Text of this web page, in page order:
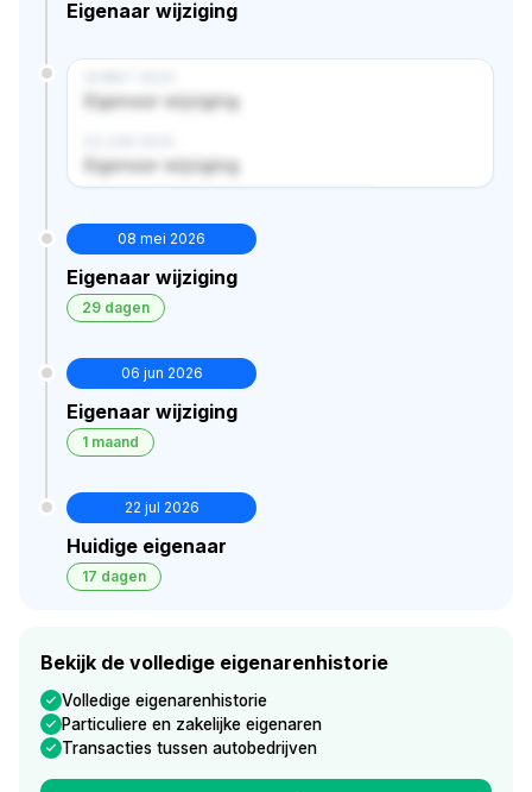
Eigenaar wijziging
Eigenaar wijziging
Eigenaar wijziging
08 mei 2026
Eigenaar wijziging
29 dagen
06 jun 2026
Eigenaar wijziging
1 maand
22 jul 2026
Huidige eigenaar
17 dagen
Bekijk de volledige eigenarenhistorie
Volledige eigenarenhistorie
Particuliere en zakelijke eigenaren
Transacties tussen autobedrijven